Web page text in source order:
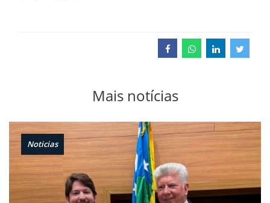
Mais notícias
Noticias